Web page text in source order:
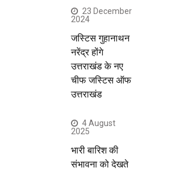
23 December
2024
जस्टिस गुहानाथन
नरेंद्र होंगे
उत्तराखंड के नए
चीफ जस्टिस ऑफ
उत्तराखंड
4 August
2025
भारी बारिश की
संभावना को देखते